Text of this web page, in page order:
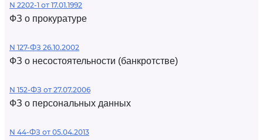
N 2202-1 от 17.01.1992
ФЗ о прокуратуре
N 127-ФЗ 26.10.2002
ФЗ о несостоятельности (банкротстве)
N 152-ФЗ от 27.07.2006
ФЗ о персональных данных
N 44-ФЗ от 05.04.2013